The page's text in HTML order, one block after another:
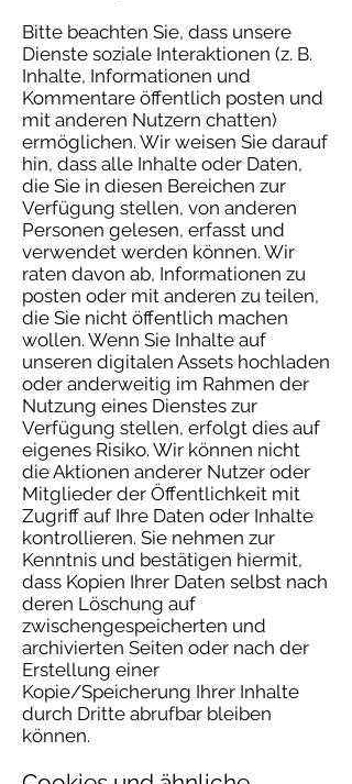
Bitte beachten Sie, dass unsere
Dienste soziale Interaktionen (z. B.
Inhalte, Informationen und
Kommentare öffentlich posten und
mit anderen Nutzern chatten)
ermöglichen. Wir weisen Sie darauf
hin, dass alle Inhalte oder Daten,
die Sie in diesen Bereichen zur
Verfügung stellen, von anderen
Personen gelesen, erfasst und
verwendet werden können. Wir
raten davon ab, Informationen zu
posten oder mit anderen zu teilen,
die Sie nicht öffentlich machen
wollen. Wenn Sie Inhalte auf
unseren digitalen Assets hochladen
oder anderweitig im Rahmen der
Nutzung eines Dienstes zur
Verfügung stellen, erfolgt dies auf
eigenes Risiko. Wir können nicht
die Aktionen anderer Nutzer oder
Mitglieder der Öffentlichkeit mit
Zugriff auf Ihre Daten oder Inhalte
kontrollieren. Sie nehmen zur
Kenntnis und bestätigen hiermit,
dass Kopien Ihrer Daten selbst nach
deren Löschung auf
zwischengespeicherten und
archivierten Seiten oder nach der
Erstellung einer
Kopie/Speicherung Ihrer Inhalte
durch Dritte abrufbar bleiben
können.